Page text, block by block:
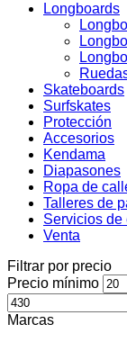
Longboards
Skateboards
Surfskates
Protección
Accesorios
Kendama
Diapasones
Ropa de
Talleres de
Servicios de
Venta
Filtrar por precio
Precio mínimo
Marcas